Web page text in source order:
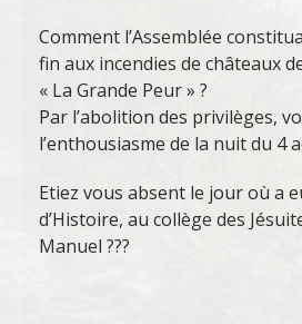
Comment l’Assemblée
fin aux incendies de châteaux
« La Grande Peur » ?
Par l’abolition des privilèges,
l’enthousiasme de la nuit du 4
Etiez vous absent le jour où a
d’Histoire, au collège des
Manuel ???